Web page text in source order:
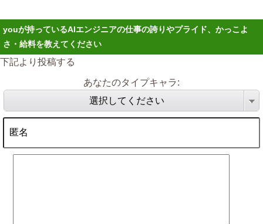
youが持っているAIエンジニアの仕事の誇りやプライド、かっこよ
さ・給料を教えてください
下記より投稿する
あなたのタイプキャラ:
選択してください